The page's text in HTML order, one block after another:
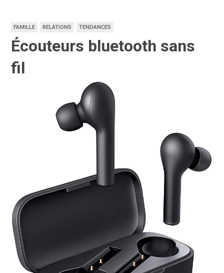
FAMILLE RELATIONS TENDANCES
Écouteurs bluetooth sans
fil